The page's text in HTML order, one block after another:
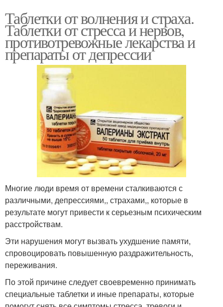
Таблетки от волнения и страха.
Таблетки от стресса и нервов,
противотревожные лекарства и
препараты от депрессии
Многие люди время от времени сталкиваются с
различными, депрессиями,, страхами,, которые в
результате могут привести к серьезным психическим
расстройствам.
Эти нарушения могут вызвать ухудшение памяти,
спровоцировать повышенную раздражительность,
переживания.
По этой причине следует своевременно принимать
специальные таблетки и иные препараты, которые